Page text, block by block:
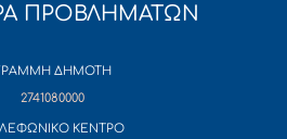
ΠΡΟΒΛΗΜΑΤΩΝ
ΔΗΜΟΤΗ
2741080000
ΚΕΝΤΡΟ